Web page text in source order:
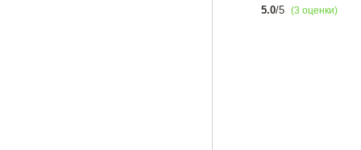
5.0/5 (3 оценки)